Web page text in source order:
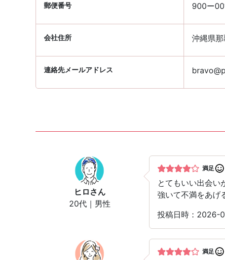
郵便番号 900ー
会社住所 沖縄県
連絡先メールアドレス
ヒロ さん
20代｜男性
満足
とてもいい出会い
強いて不満をあげ
投稿日時：2026-
満足